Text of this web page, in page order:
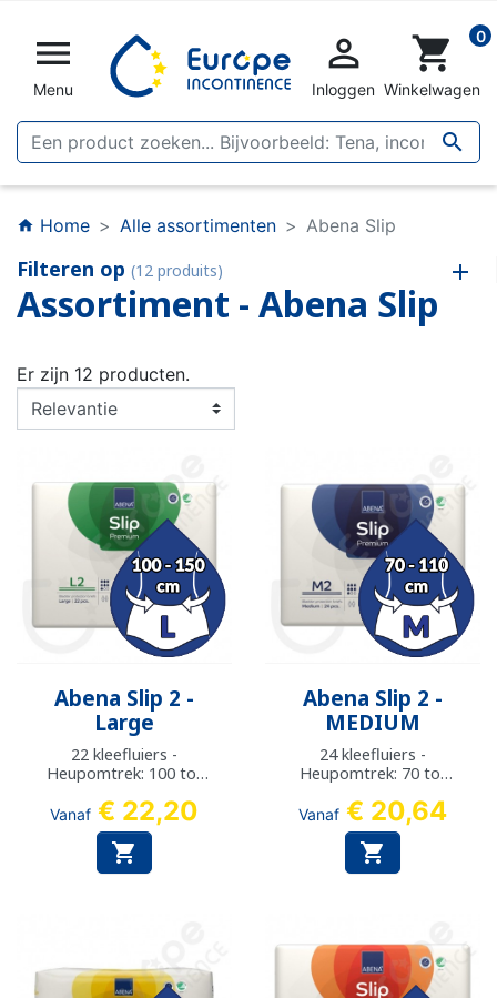

Menu


Inloggen
shopping_cart 0
Winkelwagen
home Home Alle assortimenten Abena Slip
Filteren op (12 produits)
Assortiment - Abena Slip
Er zijn 12 producten.
Abena Slip 2 -
Large
22 kleefluiers -
Heupomtrek: 100 tot
Vanaf € 22,20

Abena Slip 2 -
MEDIUM
24 kleefluiers -
Heupomtrek: 70 tot
Vanaf € 20,64
